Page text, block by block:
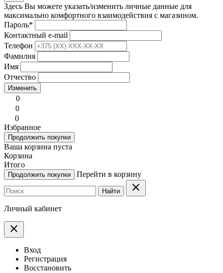
Здесь Вы можете указать/изменить личные данные для
максимально комфортного взаимодействия с магазином.
Пароль*
Контактный e-mail
Телефон
Фамилия
Имя
Отчество
Изменить
0
0
0
Избранное
Продолжить покупки
Ваша корзина пуста
Корзина
Итого
Продолжить покупки Перейти в корзину
Найти clear
Личный кабинет
clear
Вход
Регистрация
Восстановить